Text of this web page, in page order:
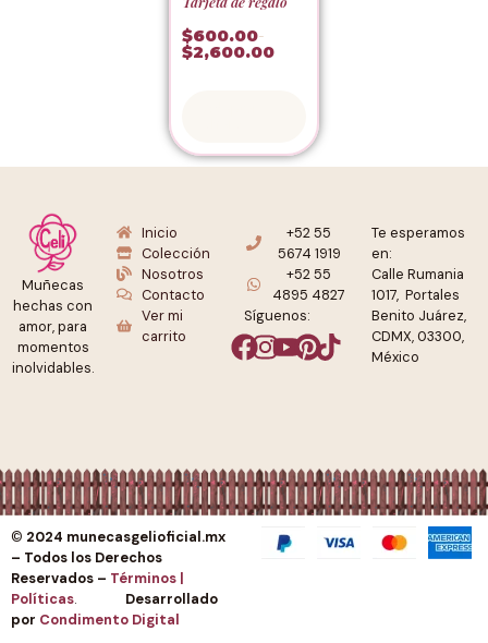
$600.00-
$2,600.00
Muñecas
hechas con
amor, para
momentos
inolvidables.
Inicio
Colección
Nosotros
Contacto
Ver mi
carrito
+52 55
5674 1919
+52 55
4895 4827
Síguenos:
Te esperamos
en:
Calle Rumania
1017, Portales
Benito Juárez,
CDMX, 03300,
México
© 2024 munecasgelioficial.mx
– Todos los Derechos
Reservados – Términos |
Políticas. Desarrollado
por Condimento Digital